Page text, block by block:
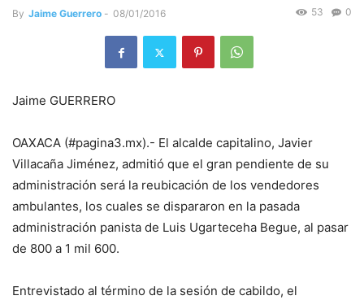
By Jaime Guerrero - 08/01/2016 0
53
Jaime GUERRERO
OAXACA (#pagina3.mx).- El alcalde capitalino, Javier
Villacaña Jiménez, admitió que el gran pendiente de su
administración será la reubicación de los vendedores
ambulantes, los cuales se dispararon en la pasada
administración panista de Luis Ugarteceha Begue, al pasar
de 800 a 1 mil 600.
Entrevistado al término de la sesión de cabildo, el